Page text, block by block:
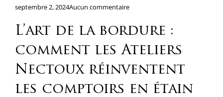
septembre 2, 2024Aucun commentaire
L’art de la bordure :
comment les Ateliers
Nectoux réinventent
les comptoirs en étain